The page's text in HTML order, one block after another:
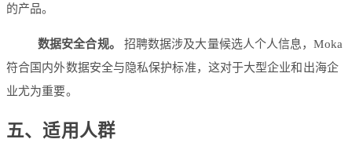
的产品。
数据安全合规。
招聘数据涉及大量候选人个人信息，Moka
符合国内外数据安全与隐私保护标准，这对于大型企业和出海企
业尤为重要。
五、适用人群